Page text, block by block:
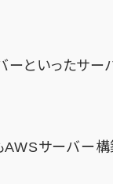
ーといったサー
AWSサーバー構